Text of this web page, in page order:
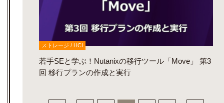
ストレージ / HCI
若手SEと学ぶ！Nutanixの移行ツール「Move」 第3
回 移行プランの作成と実行